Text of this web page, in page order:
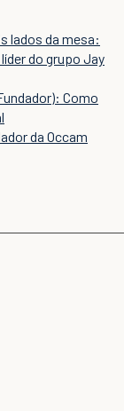
lados da mesa:
do grupo Jay
Como
da Occam